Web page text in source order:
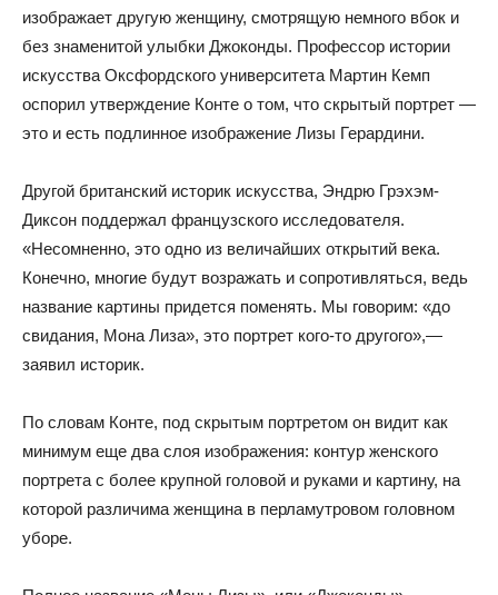
изображает другую женщину, смотрящую немного вбок и
без знаменитой улыбки Джоконды. Профессор истории
искусства Оксфордского университета Мартин Кемп
оспорил утверждение Конте о том, что скрытый портрет —
это и есть подлинное изображение Лизы Герардини.
Другой британский историк искусства, Эндрю Грэхэм-
Диксон поддержал французского исследователя.
«Несомненно, это одно из величайших открытий века.
Конечно, многие будут возражать и сопротивляться, ведь
название картины придется поменять. Мы говорим: «до
свидания, Мона Лиза», это портрет кого-то другого»,—
заявил историк.
По словам Конте, под скрытым портретом он видит как
минимум еще два слоя изображения: контур женского
портрета с более крупной головой и руками и картину, на
которой различима женщина в перламутровом головном
уборе.